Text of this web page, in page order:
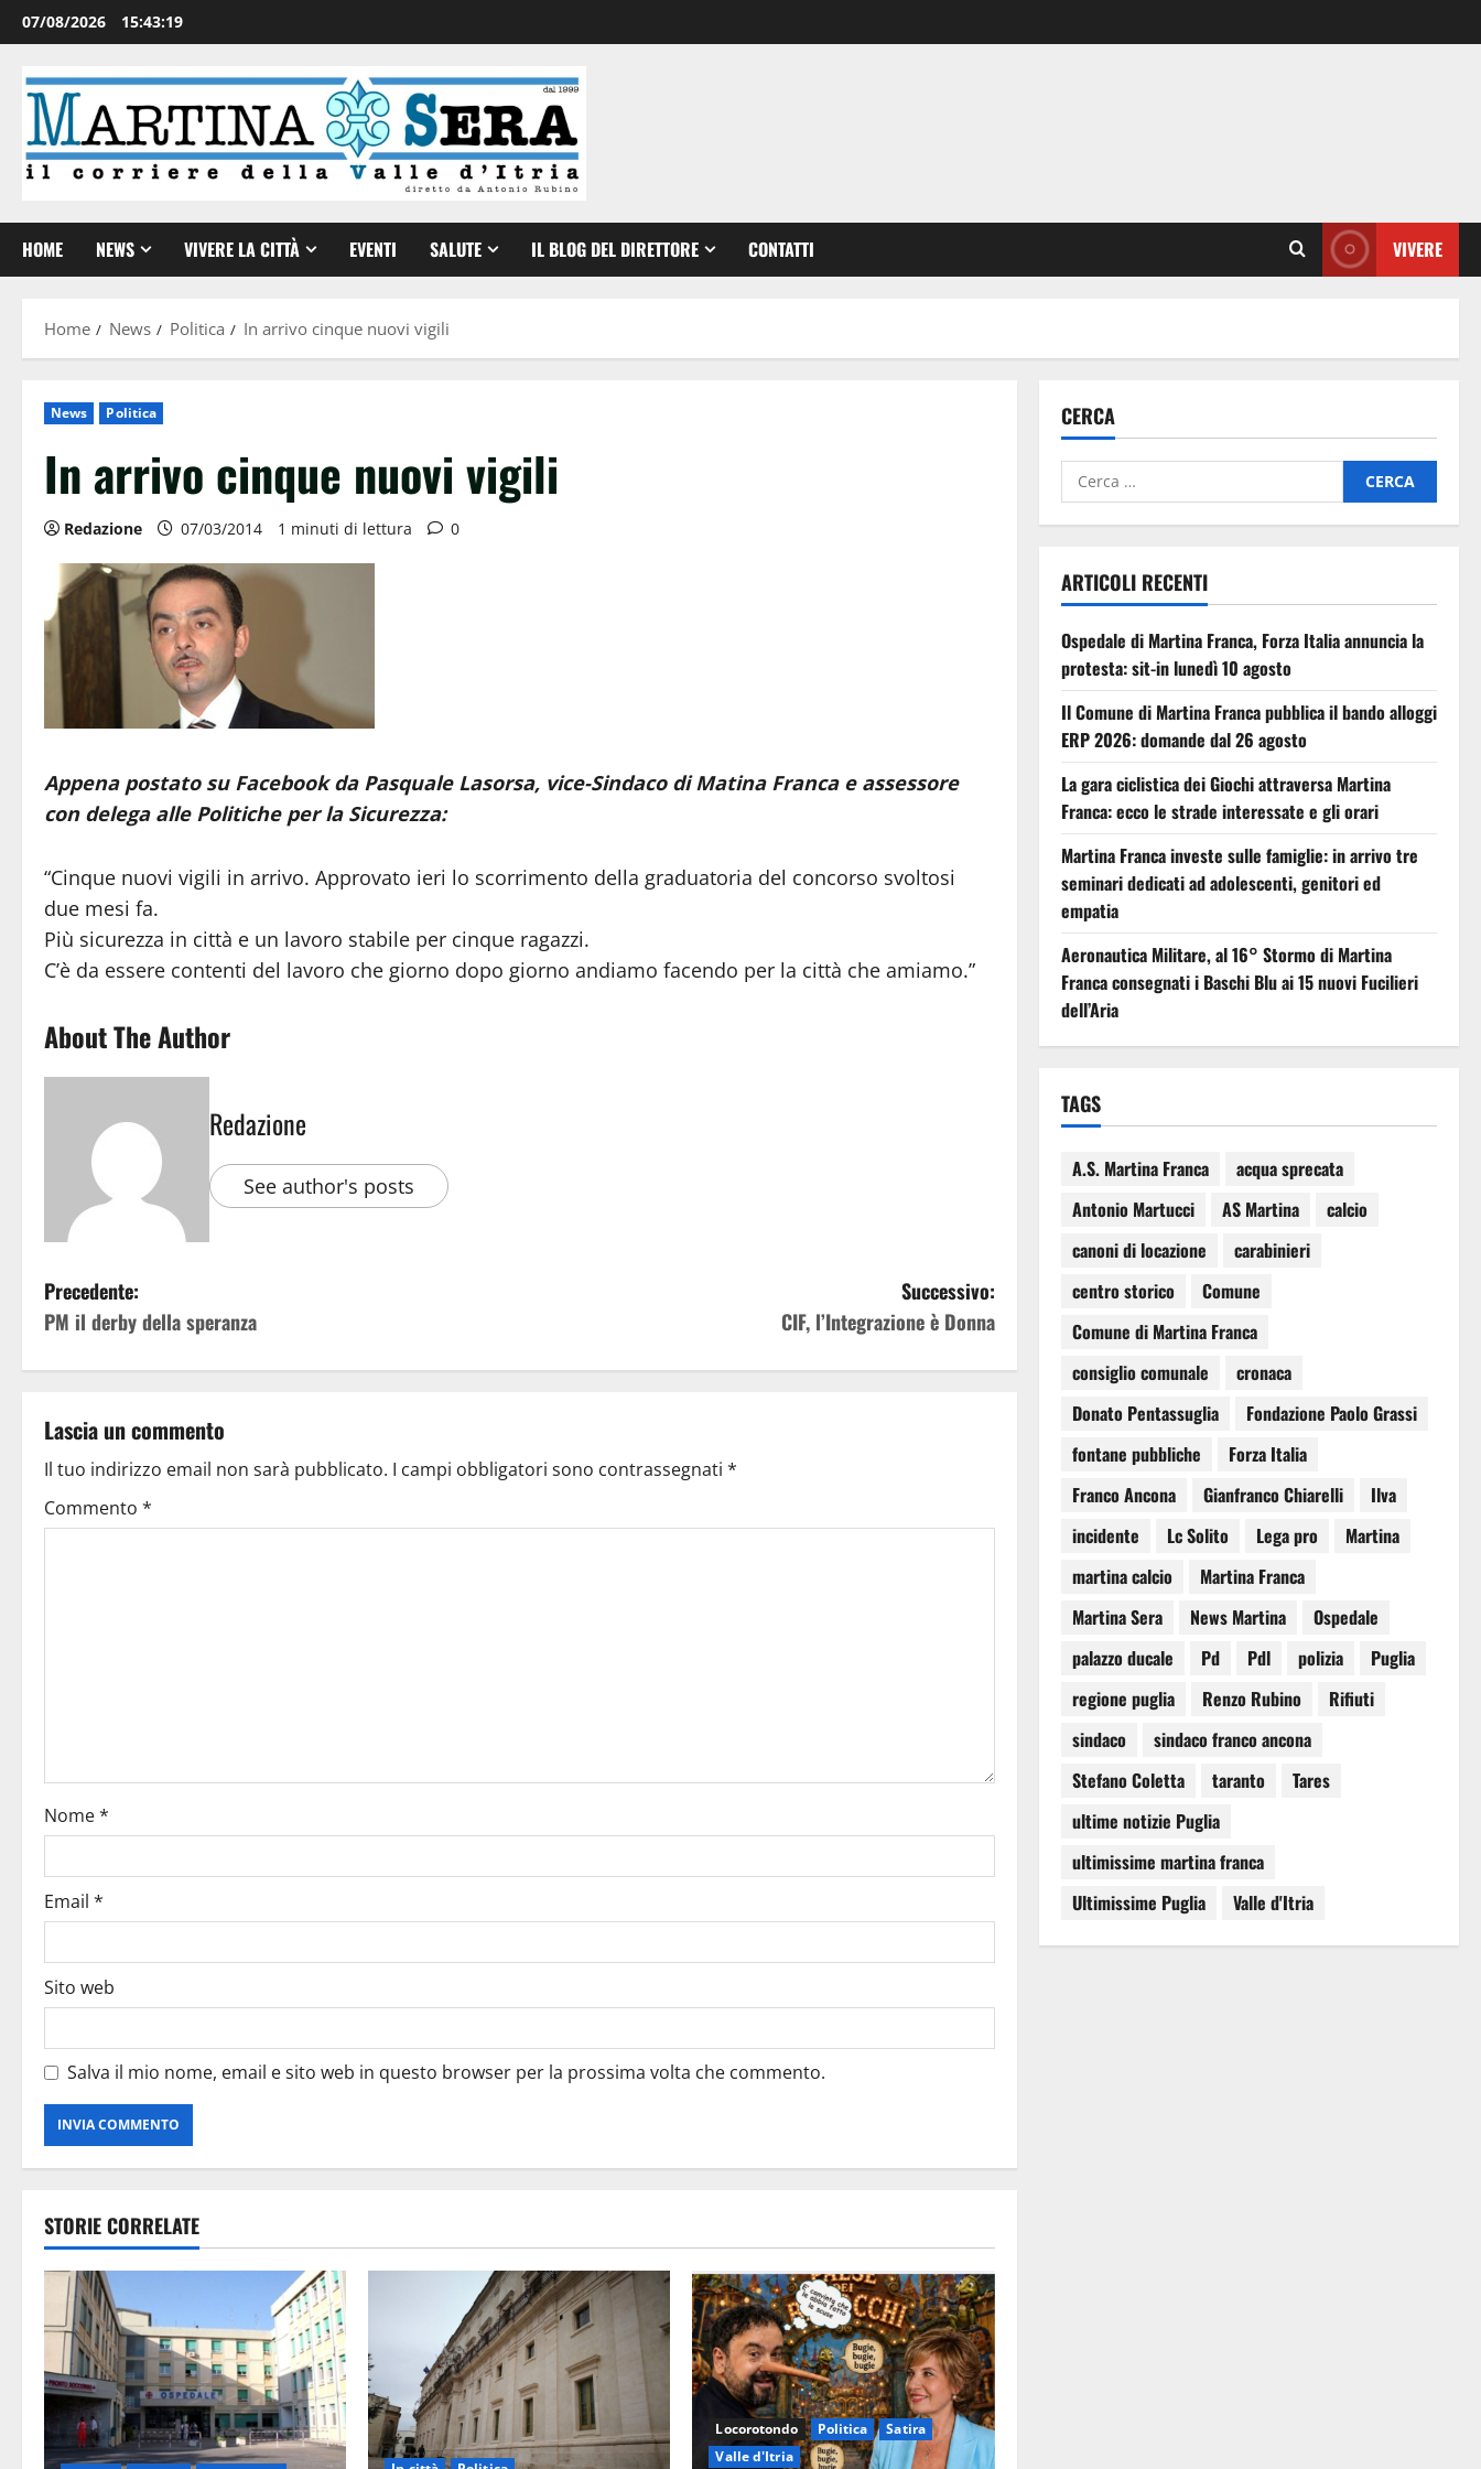
07/08/2026 15:43:20
HOME NEWS VIVERE LA CITTÀ EVENTI SALUTE IL BLOG DEL DIRETTORE CONTATTI VIVERE
Home News Politica In arrivo cinque nuovi vigili
News Politica
In arrivo cinque nuovi vigili
Redazione 07/03/2014 1 minuti di lettura 0
Appena postato su Facebook da Pasquale Lasorsa, vice-Sindaco di Matina Franca e assessore
con delega alle Politiche per la Sicurezza:
“Cinque nuovi vigili in arrivo. Approvato ieri lo scorrimento della graduatoria del concorso svoltosi
due mesi fa.
Più sicurezza in città e un lavoro stabile per cinque ragazzi.
C’è da essere contenti del lavoro che giorno dopo giorno andiamo facendo per la città che amiamo.”
About The Author
Redazione
See author's posts
Precedente:
PM il derby della speranza
Successivo:
CIF, l’Integrazione è Donna
Lascia un commento
Il tuo indirizzo email non sarà pubblicato. I campi obbligatori sono contrassegnati *
Commento *
Nome*
Email *
Sito web
Salva il mio nome, email e sito web in questo browser per la prossima volta che commento.
STORIE CORRELATE
Locorotondo Politica
Satira
Valle d'Itria
CERCA
ARTICOLI RECENTI
Ospedale di Martina Franca, Forza Italia annuncia la
protesta: sit-in lunedì 10 agosto
Il Comune di Martina Franca pubblica il bando alloggi
ERP 2026: domande dal 26 agosto
La gara ciclistica dei Giochi attraversa Martina
Franca: ecco le strade interessate e gli orari
Martina Franca investe sulle famiglie: in arrivo tre
seminari dedicati ad adolescenti, genitori ed
empatia
Aeronautica Militare, al 16° Stormo di Martina
Franca consegnati i Baschi Blu ai 15 nuovi Fucilieri
dell’Aria
TAGS
A.S. Martina Franca
acqua sprecata
Antonio Martucci
AS Martina
calcio
canoni di locazione
carabinieri
centro storico
Comune
Comune di Martina Franca
consiglio comunale
cronaca
Donato Pentassuglia
Fondazione Paolo Grassi
fontane pubbliche
Forza Italia
Franco Ancona
Gianfranco Chiarelli
Ilva
incidente
Lc Solito Lega pro
Martina
martina calcio
Martina Franca
Martina Sera
News Martina
Ospedale
palazzo ducale
Pd Pdl polizia
Puglia
regione puglia
Renzo Rubino
Rifiuti
sindaco
sindaco franco ancona
Stefano Coletta
taranto
Tares
ultime notizie Puglia
ultimissime martina franca
Ultimissime Puglia
Valle d'Itria